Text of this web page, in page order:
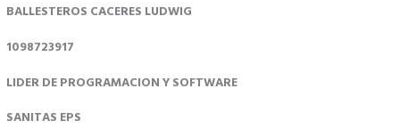
BALLESTEROS CACERES LUDWIG
1098723917
LIDER DE PROGRAMACION Y SOFTWARE
SANITAS EPS